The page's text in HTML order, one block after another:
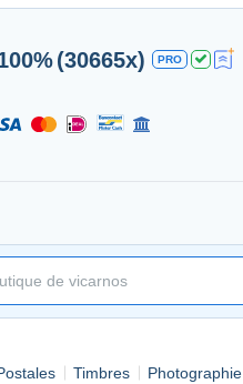
(30665x) PRO
Timbres Photographie